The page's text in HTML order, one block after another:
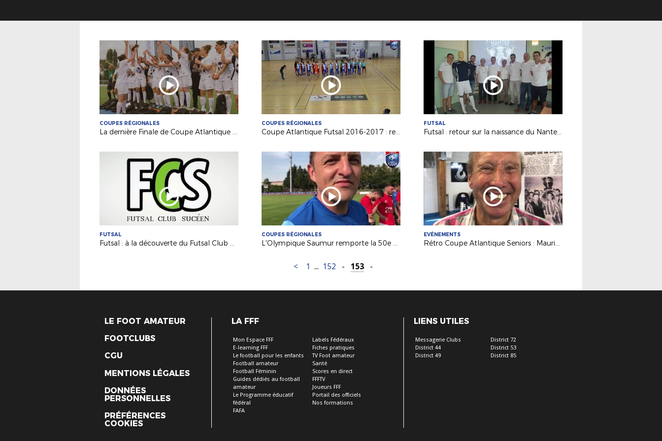
COUPES RÉGIONALES
La dernière Finale de Coupe Atlantique Féminine Crédit-Mutuel !
COUPES RÉGIONALES
Coupe Atlantique Futsal 2016-2017 : revivez la finale remportée par Saint Herblain Pépite FC
FUTSAL
Futsal : retour sur la naissance du Nantes Métropole Futsal (D1)
FUTSAL
Futsal : à la découverte du Futsal Club Sucéen (Sucé sur Erdre)
COUPES RÉGIONALES
L'Olympique Saumur remporte la 50e Coupe Atlantique Seniors !
EVÉNEMENTS
Rétro Coupe Atlantique Seniors : Maurice Clément (FC Nantes), 1er capitaine à soulever le trophée en 1968
< 1 ... 152 - 153 -
LE FOOT AMATEUR
FOOTCLUBS
CGU
MENTIONS LÉGALES
DONNÉES
PERSONNELLES
PRÉFÉRENCES
COOKIES
LA FFF
Mon Espace FFF
E-learning FFF
Le football pour les enfants
Football amateur
Football Féminin
Guides dédiés au football
amateur
Le Programme éducatif
fédéral
FAFA
Labels Fédéraux
Fiches pratiques
TV Foot amateur
Santé
Scores en direct
FFFTV
Joueurs FFF
Portail des officiels
Nos formations
LIENS UTILES
Messagerie Clubs
District 44
District 49
District 72
District 53
District 85